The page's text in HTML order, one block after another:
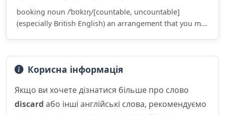
booking noun /ˈbʊkɪŋ/[countable, uncountable]
(especially British English) an arrangement that you m...
Корисна інформація
Якщо ви хочете дізнатися більше про слово
discard або інші англійські слова, рекомендуємо